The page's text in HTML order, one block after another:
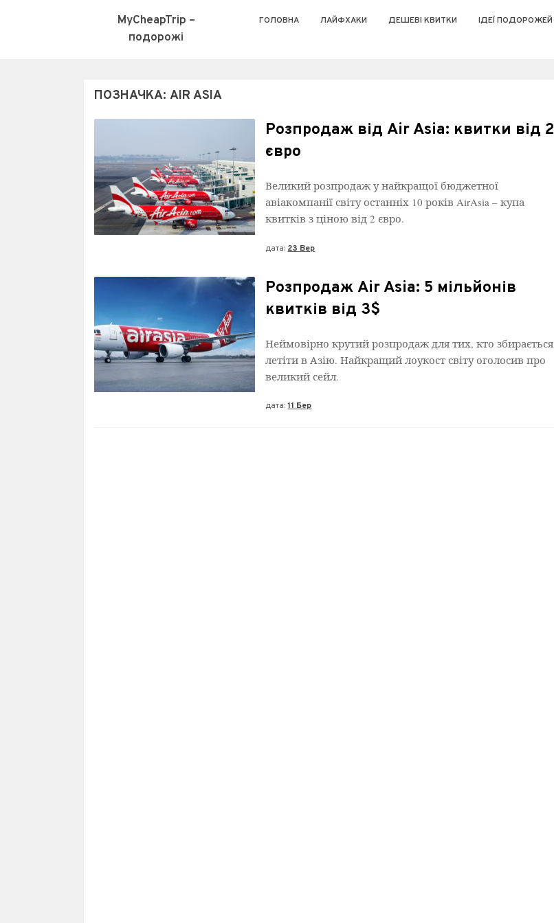
MyCheapTrip –
подорожі
ГОЛОВНА ЛАЙФХАКИ ДЕШЕВІ КВИТКИ ІДЕЇ ПОДОРОЖЕЙ
ПОЗНАЧКА: AIR ASIA
Розпродаж від Air Asia: квитки від 2
євро
Великий розпродаж у найкращої бюджетної
авіакомпанії світу останніх 10 років AirAsia – купа
квитків з ціною від 2 євро.
дата: 23 Вер
Розпродаж Air Asia: 5 мільйонів
квитків від 3$
Неймовірно крутий розпродаж для тих, кто збирається
летіти в Азію. Найкращий лоукост світу оголосив про
великий сейл.
дата:11 Бер